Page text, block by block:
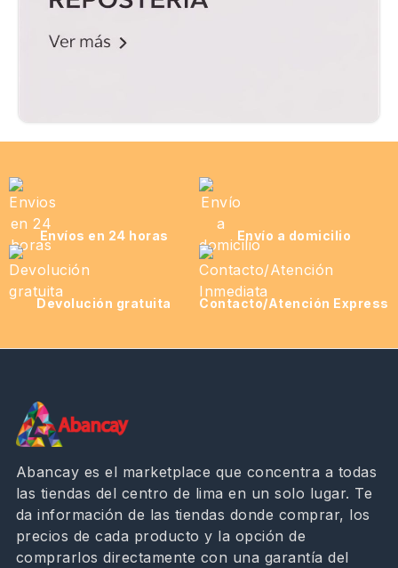
Envíos en 24 horas Envío a domicilio
Devolución gratuita Contacto/Atención Express
Abancay es el marketplace que concentra a todas
las tiendas del centro de lima en un solo lugar. Te
da información de las tiendas donde comprar, los
precios de cada producto y la opción de
comprarlos directamente con una garantía del